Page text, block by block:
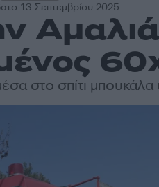
13 Σεπτεμβρίου 2025
στο σπίτι μπουκάλα